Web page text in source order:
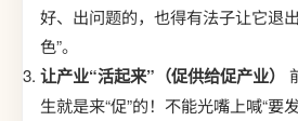
好、出问题的，也得有法子让它退
色”。
让产业“活起来”（促供给促产业）
生就是来“促”的！不能光嘴上喊“要